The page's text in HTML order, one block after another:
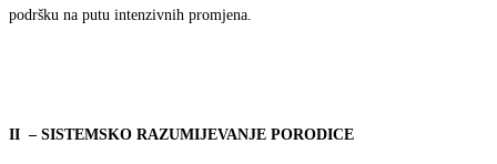
podršku na putu intenzivnih promjena.
II – SISTEMSKO RAZUMIJEVANJE PORODICE